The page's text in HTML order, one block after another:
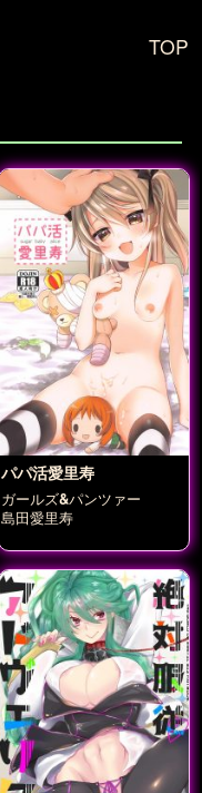
TOP
パパ活愛里寿
ガールズ&パンツァー
島田愛里寿